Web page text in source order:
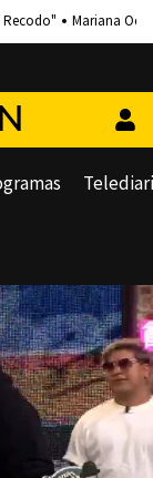
Recodo" Mariana